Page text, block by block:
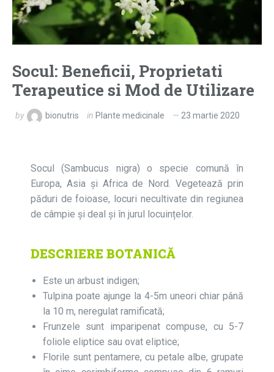
Socul: Beneficii, Proprietati
Terapeutice si Mod de Utilizare
by bionutris in Plante medicinale 23 martie 2020
Socul (Sambucus nigra) o specie comună în
Europa, Asia şi Africa de Nord. Vegetează prin
păduri de foioase, locuri necultivate din regiunea
de câmpie şi deal și în jurul locuințelor.
DESCRIERE BOTANICĂ
Este un arbust indigen;
Tulpina poate ajunge la 4-5m uneori chiar până
la 10 m, neregulat ramificată;
Frunzele sunt imparipenat compuse, cu 5-7
foliole eliptice sau ovat eliptice;
Florile sunt pentamere, cu petale albe, grupate